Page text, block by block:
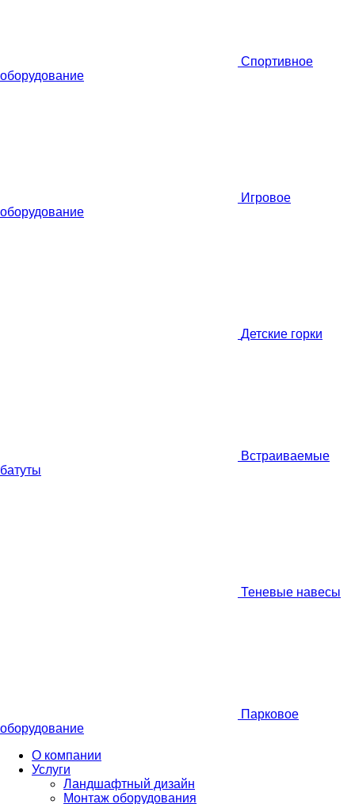
Спортивное
оборудование
Игровое
оборудование
Детские горки
Встраиваемые
батуты
Теневые навесы
Парковое
оборудование
О компании
Услуги
Ландшафтный дизайн
Монтаж оборудования